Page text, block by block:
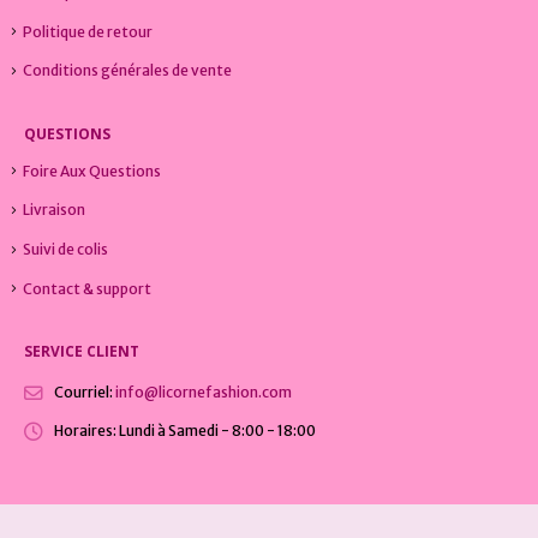
Politique de retour
Conditions générales de vente
QUESTIONS
Foire Aux Questions
Livraison
Suivi de colis
Contact & support
SERVICE CLIENT
Courriel: info@licornefashion.com
Horaires: Lundi à Samedi - 8:00 - 18:00